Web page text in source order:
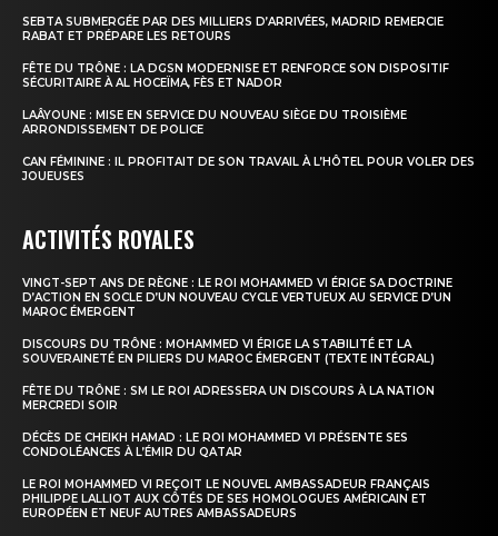
SEBTA SUBMERGÉE PAR DES MILLIERS D’ARRIVÉES, MADRID REMERCIE
RABAT ET PRÉPARE LES RETOURS
FÊTE DU TRÔNE : LA DGSN MODERNISE ET RENFORCE SON DISPOSITIF
SÉCURITAIRE À AL HOCEÏMA, FÈS ET NADOR
LAÂYOUNE : MISE EN SERVICE DU NOUVEAU SIÈGE DU TROISIÈME
ARRONDISSEMENT DE POLICE
CAN FÉMININE : IL PROFITAIT DE SON TRAVAIL À L’HÔTEL POUR VOLER DES
JOUEUSES
ACTIVITÉS ROYALES
VINGT-SEPT ANS DE RÈGNE : LE ROI MOHAMMED VI ÉRIGE SA DOCTRINE
D’ACTION EN SOCLE D’UN NOUVEAU CYCLE VERTUEUX AU SERVICE D’UN
MAROC ÉMERGENT
DISCOURS DU TRÔNE : MOHAMMED VI ÉRIGE LA STABILITÉ ET LA
SOUVERAINETÉ EN PILIERS DU MAROC ÉMERGENT (TEXTE INTÉGRAL)
FÊTE DU TRÔNE : SM LE ROI ADRESSERA UN DISCOURS À LA NATION
MERCREDI SOIR
DÉCÈS DE CHEIKH HAMAD : LE ROI MOHAMMED VI PRÉSENTE SES
CONDOLÉANCES À L’ÉMIR DU QATAR
LE ROI MOHAMMED VI REÇOIT LE NOUVEL AMBASSADEUR FRANÇAIS
PHILIPPE LALLIOT AUX CÔTÉS DE SES HOMOLOGUES AMÉRICAIN ET
EUROPÉEN ET NEUF AUTRES AMBASSADEURS